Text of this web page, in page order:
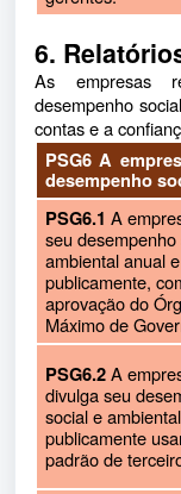
6.
As empresas
desempenho
contas e a
PSG6 A
desempenho
PSG6.1 A
seu desempenho
ambiental anual e
publicamente,
aprovação do
Máximo de
PSG6.2A
divulga seu
social e
publicamente
padrão de